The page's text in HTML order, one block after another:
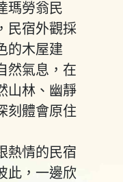
瑪勞翁民
民宿外觀採
的木屋建
然氣息，在
山林、幽靜
刻體會原住
熱情的民宿
此，一邊欣